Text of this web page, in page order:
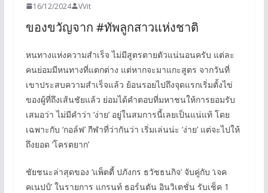
16/12/2024 VVit
ของขวัญจาก #ทัพลูกสาวแห่งชาติ
หนทางแห่งความสำเร็จ ไม่มีสูตรตายตัวแน่นอนครับ แต่ละ
คนย่อมมีหนทางที่แตกต่าง แต่หากจะมาแกะสูตร จากวันที่
เขาประสบความสำเร็จแล้ว ย้อนรอยไปถึงจุดแรกเริ่มตั้งไข่
ของผู้ที่ถึงเส้นชัยแล้ว ย่อมได้คำตอบที่มหาชนให้การยอมรับ
เสมอว่า ไม่มีคำว่า ‘ง่าย’ อยู่ในสมการนี้เลยเป็นแน่แท้ โดย
เฉพาะกับ ‘กอล์ฟ’ กีฬาที่ว่ากันว่า เริ่มเล่นน่ะ ‘ง่าย’ แต่จะไปให้
ถึงยอด ‘โครตยาก’
ชัยชนะล่าสุดของ ‘แพ็ตตี้ ปภังกร ธวัชธนกิจ’ จับคู่กับ ‘เจค
คเนปป์’ ในรายการ แกรนท์ ธอร์นตัน อินวิเตชั่น รับเช็ค 1